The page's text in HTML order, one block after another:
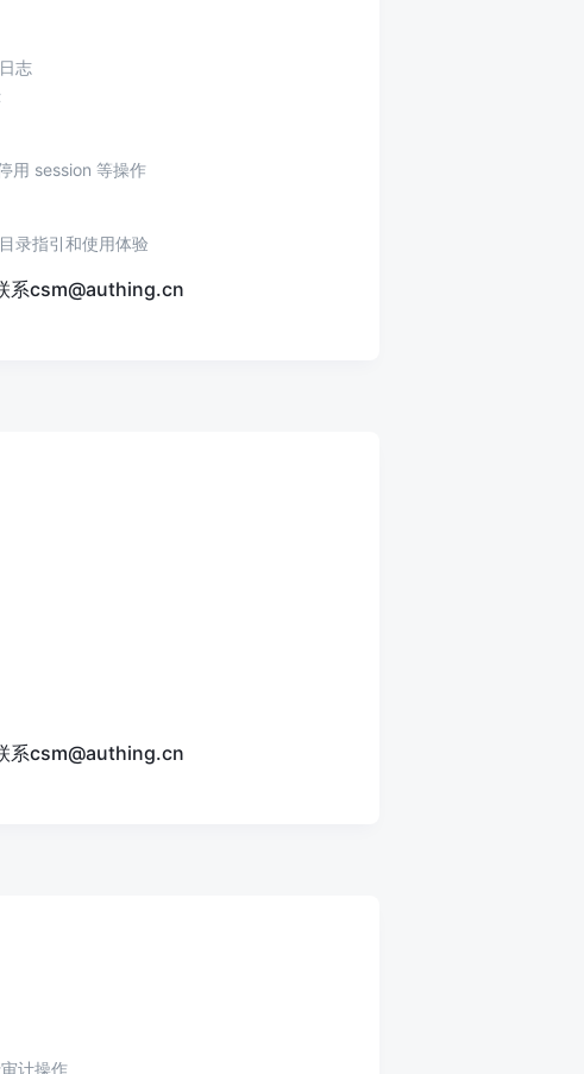
志
用 session 等操作
录指引和使用体验
系csm@authing.cn
系csm@authing.cn
计操作